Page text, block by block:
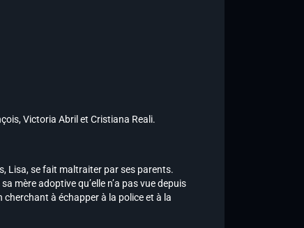
Victoria Abril et Cristiana Reali.
Lisa, se fait maltraiter par ses parents.
mère adoptive qu’elle n’a pas vue depuis
à échapper à la police et à la